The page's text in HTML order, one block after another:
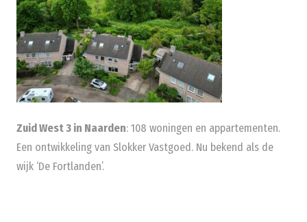
Zuid West 3 in Naarden: 108 woningen en appartementen.
Een ontwikkeling van Slokker Vastgoed. Nu bekend als de
wijk ‘De Fortlanden’.